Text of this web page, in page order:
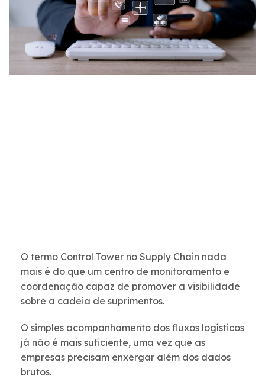
O termo Control Tower no Supply Chain nada
mais é do que um centro de monitoramento e
coordenação capaz de promover a visibilidade
sobre a cadeia de suprimentos.
O simples acompanhamento dos fluxos logísticos
já não é mais suficiente, uma vez que as
empresas precisam enxergar além dos dados
brutos.